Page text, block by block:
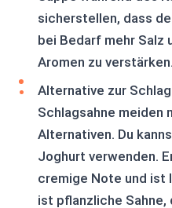
sicherstellen, dass
bei Bedarf mehr Salz
Aromen zu verstärken.
Alternative zur
Schlagsahne meiden
Alternativen. Du
Joghurt verwenden.
cremige Note und ist
ist pflanzliche